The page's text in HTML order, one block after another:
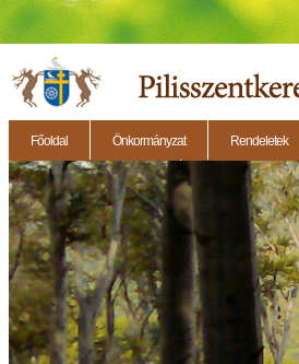
Főoldal Önkormányzat Rendeletek
2014.11.27. - Testületi ülés 2014.12.28. -